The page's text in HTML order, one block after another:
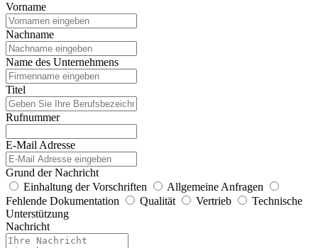
Vorname
Nachname
Name des Unternehmens
Titel
Rufnummer
E-Mail Adresse
Grund der Nachricht
Einhaltung der Vorschriften
Allgemeine Anfragen
Fehlende Dokumentation
Qualität Vertrieb
Technische
Unterstützung
Nachricht